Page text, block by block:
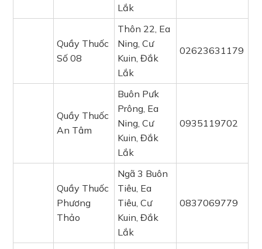
Lắk
Quầy Thuốc
Số 08
Thôn 22, Ea
Ning, Cư
Kuin, Đắk
Lắk
02623631179
Quầy Thuốc
An Tâm
Buôn Pưk
Prông, Ea
Ning, Cư
Kuin, Đắk
Lắk
0935119702
Quầy Thuốc
Phương
Thảo
Ngã 3 Buôn
Tiêu, Ea
Tiêu, Cư
Kuin, Đắk
Lắk
0837069779